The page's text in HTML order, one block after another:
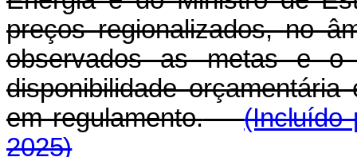
preços regionalizados, no
observados as metas e o
disponibilidade
em regulamento.
(Incluído
2025)